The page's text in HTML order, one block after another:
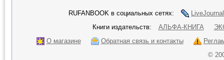
RUFANBOOK в социальных сетях:
LiveJournal
Книги издательств:
АЛЬФА-КНИГА
О магазине
Обратная связь и контакты
©